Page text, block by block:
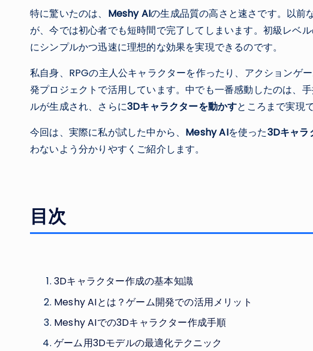
特に驚いたのは、 Meshy AIの生成品質の高さと速さです。以前
が、今では初心者でも短時間で完了してしまいます。初級レベ
にシンプルかつ迅速に理想的な効果を実現できるのです。
私自身、RPGの主人公キャラクターを作ったり、アクションゲ
発プロジェクトで活用しています。中でも一番感動したのは、
ルが生成され、さらに3Dキャラクターを動かすところまで実現
今回は、実際に私が試した中から、 Meshy AIを使った3Dキャラ
わないよう分かりやすくご紹介します。
目次
3Dキャラクター作成の基本知識
Meshy AIとは？ゲーム開発での活用メリット
Meshy AIでの3Dキャラクター作成手順
ゲーム用3Dモデルの最適化テクニック